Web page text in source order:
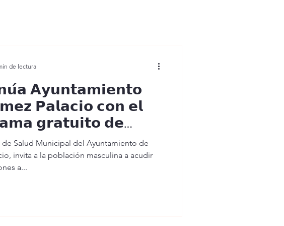
𝗔𝘆𝘂𝗻𝘁𝗮𝗺𝗶𝗲𝗻𝘁𝗼
𝗣𝗮𝗹𝗮𝗰𝗶𝗼 𝗰𝗼𝗻 𝗲𝗹
𝗴𝗿𝗮𝘁𝘂𝗶𝘁𝗼 𝗱𝗲
𝗱𝗲 𝗰𝗮́𝗻𝗰𝗲𝗿 𝗱𝗲
de Salud Municipal del Ayuntamiento de
invita a la población masculina a acudir
a...
de lectura